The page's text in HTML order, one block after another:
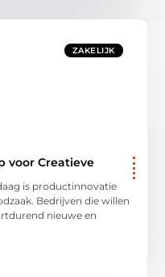
ZAKELIJK
voor Creatieve
is productinnovatie
Bedrijven die willen
nieuwe en